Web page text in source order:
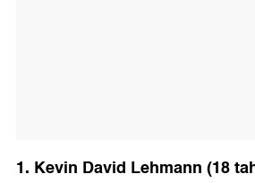
1. Kevin David Lehmann (18